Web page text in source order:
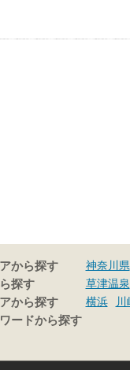
から探す 神奈川県
探す
草津温泉
から探す
横浜 川
ードから探す